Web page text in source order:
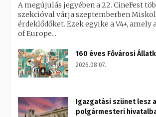
A megújulás jegyében a 22. CineFest
szekcióval várja szeptemberben
érdeklődőket. Ezek egyike a V4+, amely
of Europe...
160 éves Fővárosi
2026.08.07.
Igazgatási szünet lesz
polgármesteri